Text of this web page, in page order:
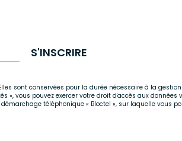
S'INSCRIRE
sont conservées pour la durée nécessaire à la
vous pouvez exercer votre droit d'accès aux données
téléphonique « Bloctel », sur laquelle vous